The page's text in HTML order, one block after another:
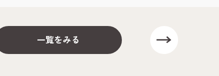
一覧をみる